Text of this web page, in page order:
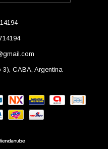
CABA, Argentina